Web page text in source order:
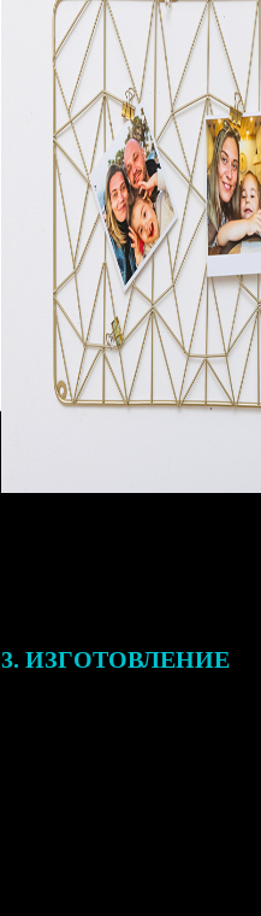
3. ИЗГОТОВЛЕНИЕ